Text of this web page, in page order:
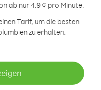
ab nur 4.9 ¢ pro Minute.
Tarif, um die besten
zu erhalten.